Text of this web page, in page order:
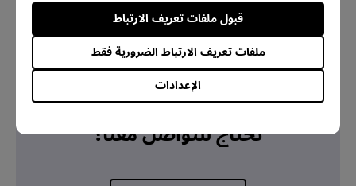
الإعدادات
ملفات تعريف الارتباط الضرورية فقط
قبول ملفات تعريف الارتباط
اتصل بنا
تحتاج للتواصل معنا؟